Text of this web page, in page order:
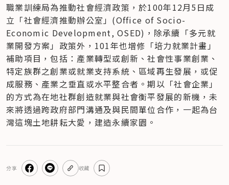
職業訓練局為推動社會經濟政策，於100年12月5日成
立「社會經濟推動辦公室」(Office of Socio-
Economic Development, OSED)，除承續「多元就
業開發方案」政策外，101年也增修「培力就業計畫」
補助項目，包括：產業轉型或創新、社會性事業創業、
特定族群之創業或就業支持系統、區域再生發展，或促
成服務、產業之垂直或水平整合者。期以「社會企業」
的方式為在地社群創造就業與社會衡平發展的新機，未
來將透過跨政府部門溝通及與民間單位合作，一起為台
灣這塊土地耕耘大愛，建造永續家園。
分享 收藏